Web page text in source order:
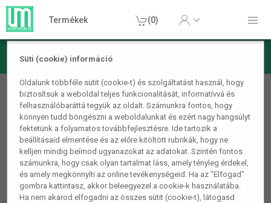
Süti (cookie) információ
Oldalunk többféle sütit (cookie-t) és szolgáltatást használ, hogy
biztosítsuk a weboldal teljes funkcionalitását, informatívvá és
felhasználóbaráttá tegyük az oldalt. Számunkra fontos, hogy
könnyen tudd böngészni a weboldalunkat és ezért nagy hangsúlyt
fektetünk a folyamatos továbbfejlesztésre. Ide tartozik a
beállításaid elmentése és az előre kitöltött rubrikák, hogy ne
kelljen mindig beírnod ugyanazokat az adatokat. Szintén fontos
számunkra, hogy csak olyan tartalmat láss, amely tényleg érdekel,
és amely megkönnyíti az online tevékenységeid. Ha az "Elfogad"
gombra kattintasz, akkor beleegyezel a cookie-k használatába.
Ha nem akarod elfogadni az összes sütit (cookie-t), látogasd
Termékek (0)
Barkács/Szerszám
Lengő hosszabbítók